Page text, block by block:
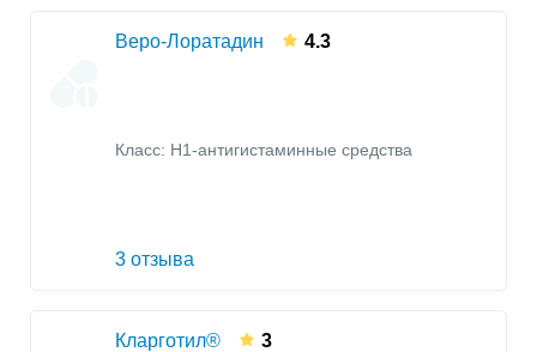
Веро-Лоратадин 4.3
Класс: H1-антигистаминные средства
3 отзыва
Кларготил® 3